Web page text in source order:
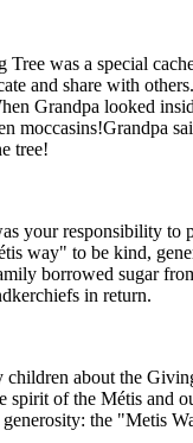
was a special
and share with
Grandpa looked
moccasins!Grandpa
tree!
your responsibility to
way" to be kind,
borrowed sugar
in return.
children about the
spirit of the Métis and
generosity: the "Metis